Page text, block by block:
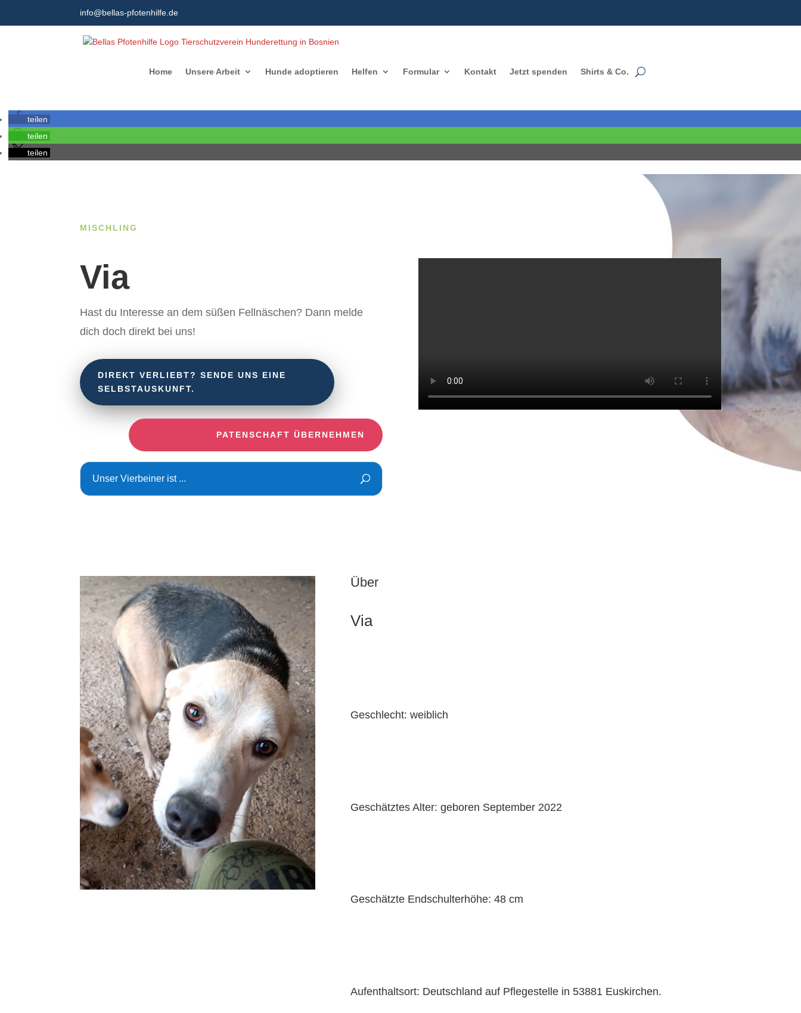
info@bellas-pfotenhilfe.de
Home Unsere Arbeit Hunde adoptieren Helfen Formular Kontakt Jetzt spenden Shirts & Co.
teilen
teilen
teilen
MISCHLING
Via
Hast du Interesse an dem süßen Fellnäschen? Dann melde
dich doch direkt bei uns!
DIREKT VERLIEBT? SENDE UNS EINE
SELBSTAUSKUNFT.
PATENSCHAFT ÜBERNEHMEN
Unser Vierbeiner ist ...
Über
Via
Geschlecht: weiblich
Geschätztes Alter: geboren September 2022
Geschätzte Endschulterhöhe: 48 cm
Aufenthaltsort: Deutschland auf Pflegestelle in 53881 Euskirchen.